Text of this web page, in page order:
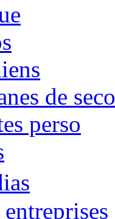
de
perso